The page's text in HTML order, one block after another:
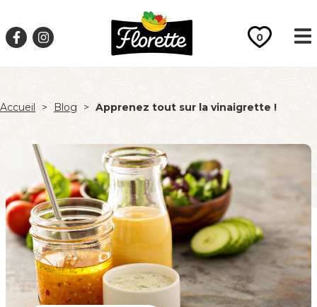
0
Accueil > Blog > Apprenez tout sur la vinaigrette !